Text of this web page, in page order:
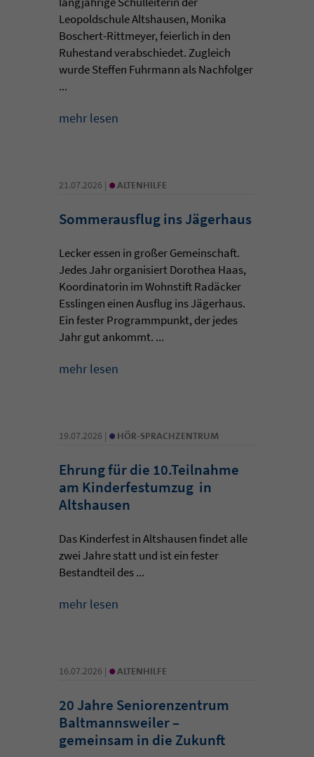
Leopoldschule Altshausen, Monika
Boschert-Rittmeyer, feierlich in den
Ruhestand verabschiedet. Zugleich
wurde Steffen Fuhrmann als Nachfolger
...
mehr lesen
21.07.2026 | • ALTENHILFE
Sommerausflug ins Jägerhaus
Lecker essen in großer Gemeinschaft.
Jedes Jahr organisiert Dorothea Haas,
Koordinatorin im Wohnstift Radäcker
Esslingen einen Ausflug ins Jägerhaus.
Ein fester Programmpunkt, der jedes
Jahr gut ankommt. ...
mehr lesen
19.07.2026 | • HÖR-SPRACHZENTRUM
Ehrung für die 10.Teilnahme
am Kinderfestumzug in
Altshausen
Das Kinderfest in Altshausen findet alle
zwei Jahre statt und ist ein fester
Bestandteil des ...
mehr lesen
16.07.2026 | • ALTENHILFE
20 Jahre Seniorenzentrum
Baltmannsweiler –
gemeinsam in die Zukunft